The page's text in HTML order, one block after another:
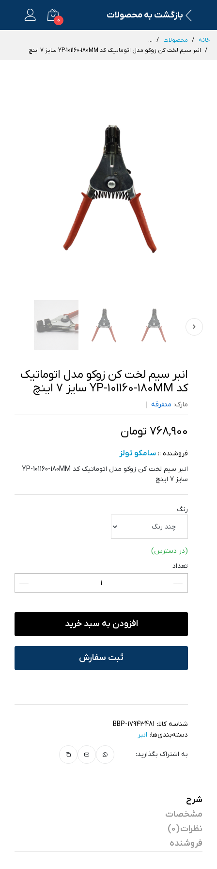
بازگشت به محصولات 0
خانه محصولات
...
انبر سیم لخت کن زوکو مدل اتوماتیک کد YP-101160-180MM سایز 7 اینچ
انبر سیم لخت کن زوکو مدل اتوماتیک
کد YP-101160-180MM سایز 7 اینچ
مارک: متفرقه
768,900 تومان
فروشنده :: سامکو تولز
انبر سیم لخت کن زوکو مدل اتوماتیک کد YP-101160-180MM
سایز 7 اینچ
رنگ
(در دسترس)
تعداد
افزودن به سبد خرید
ثبت سفارش
شناسه کالا: BBP-17943481
دسته‌بندی‌ها: انبر
به اشتراک بگذارید:
شرح
مشخصات
نظرات (0)
فروشنده